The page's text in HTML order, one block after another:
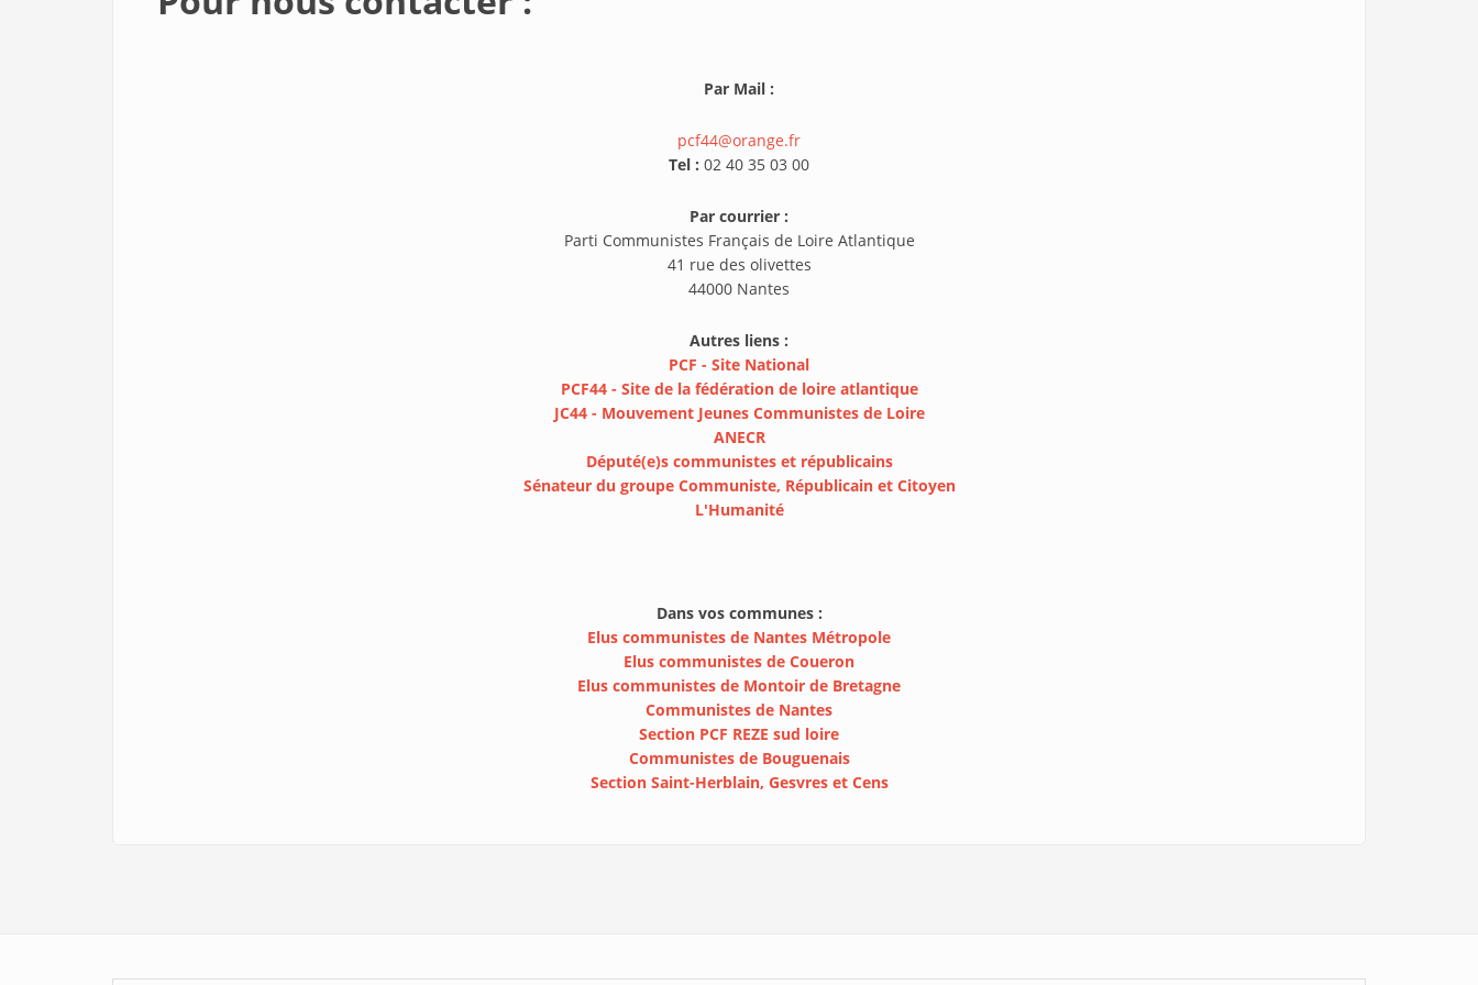
Par Mail :
pcf44@orange.fr
Tel : 02 40 35 03 00
Par courrier :
Parti Communistes Français de Loire Atlantique
41 rue des olivettes
44000 Nantes
Autres liens :
PCF - Site National
PCF44 - Site de la fédération de loire atlantique
JC44 - Mouvement Jeunes Communistes de Loire
ANECR
Député(e)s communistes et républicains
Sénateur du groupe Communiste, Républicain et Citoyen
L'Humanité
Dans vos communes :
Elus communistes de Nantes Métropole
Elus communistes de Coueron
Elus communistes de Montoir de Bretagne
Communistes de Nantes
Section PCF REZE sud loire
Communistes de Bouguenais
Section Saint-Herblain, Gesvres et Cens